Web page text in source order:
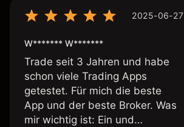
2025-06-27
W******* W*******
Trade seit 3 Jahren und habe
schon viele Trading Apps
getestet. Für mich die beste
App und der beste Broker. Was
mir wichtig ist: Ein und